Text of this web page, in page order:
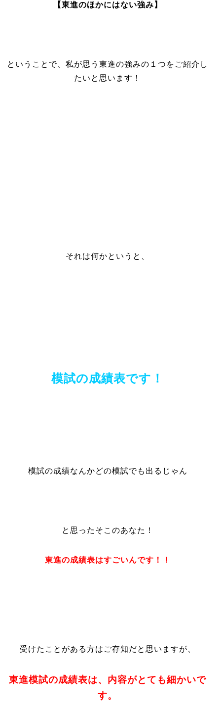
【東進のほかにはない強み】
ということで、私が思う東進の強みの１つをご紹介し
たいと思います！
それは何かというと、
模試の成績表です！
模試の成績なんかどの模試でも出るじゃん
と思ったそこのあなた！
東進の成績表はすごいんです！！
受けたことがある方はご存知だと思いますが、
東進模試の成績表は、内容がとても細かいで
す。